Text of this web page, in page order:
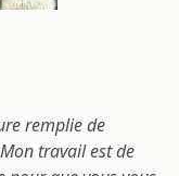
remplie de
travail est de